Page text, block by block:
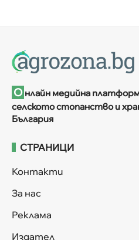
О нлайн медийна
селското стопанство и
България
СТРАНИЦИ
Контакти
За нас
Реклама
Издател